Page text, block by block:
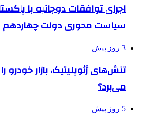
اجرای توافقات دوجانبه با
سیاست محوری دولت چهاردهم
3 روز پیش
تنش‌های ژئوپلیتیک، بازار
می‌برد؟
5 روز پیش